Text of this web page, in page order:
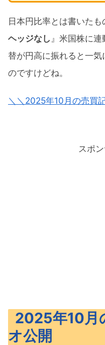
日本円比率とは書いた
ヘッジなし 』米国株に
替が円高に振れると一
のですけどね。
＼＼2025年10月の売買
スポ
2025年10月
オ公開